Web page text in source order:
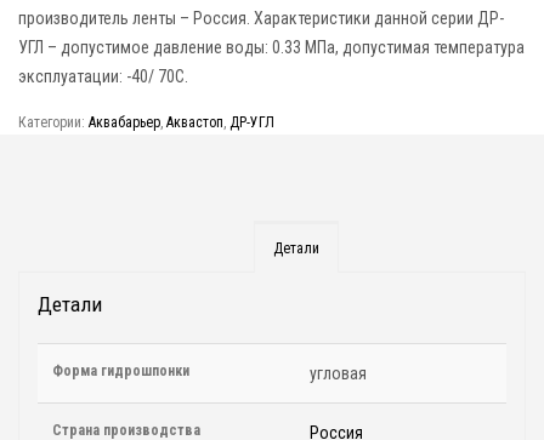
производитель ленты – Россия. Характеристики данной серии ДР-
УГЛ – допустимое давление воды: 0.33 МПа, допустимая температура
эксплуатации: -40/ 70C.
Категории: Аквабарьер, Аквастоп, ДР-УГЛ
Детали
Детали
Форма гидрошпонки угловая
Страна производства Россия